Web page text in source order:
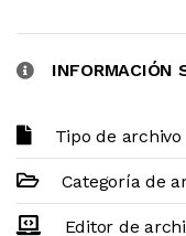
INFORMACIÓN
Tipo de archivo
Categoría de
Editor de